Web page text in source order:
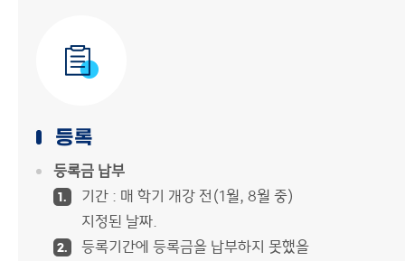
등록
등록금 납부
1.
기간 : 매 학기 개강 전(1월, 8월 중)
지정된 날짜.
2.
등록기간에 등록금을 납부하지 못했을